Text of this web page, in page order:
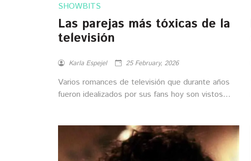
SHOWBITS
Las parejas más tóxicas de la
televisión
Karla Espejel 25 February, 2026
Varios romances de televisión que durante años
fueron idealizados por sus fans hoy son vistos